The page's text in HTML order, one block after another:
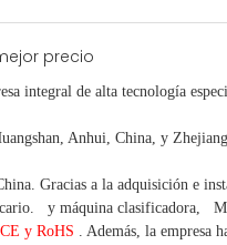
integral de alta tecnología
Anhui, China, y
Gracias a la adquisición e
y máquina clasificadora,
CE y RoHS . Además, la empresa